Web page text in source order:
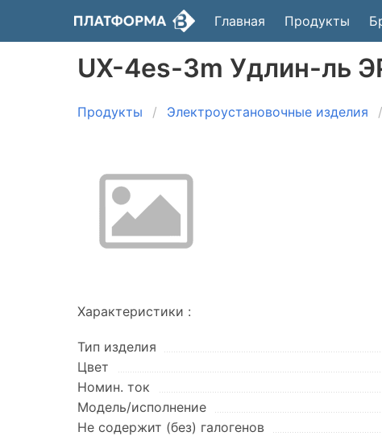
Главная Продукты
UX-4es-3m Удлин-ль
Продукты Электроустановочные изделия
Характеристики :
Тип изделия
Цвет
Номин. ток
Модель/исполнение
Не содержит (без) галогенов